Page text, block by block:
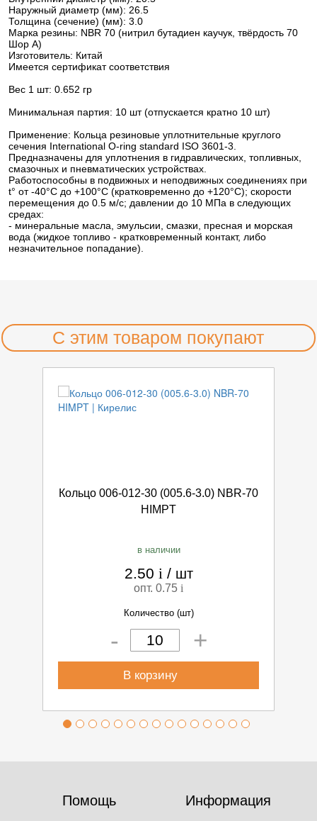
Наружный диаметр (мм): 26.5
Толщина (сечение) (мм): 3.0
Марка резины: NBR 70 (нитрил бутадиен каучук, твёрдость 70
Шор А)
Изготовитель: Китай
Имеется сертификат соответствия
Вес 1 шт: 0.652 гр
Минимальная партия: 10 шт (отпускается кратно 10 шт)
Применение: Кольца резиновые уплотнительные круглого
сечения International O-ring standard ISO 3601-3.
Предназначены для уплотнения в гидравлических, топливных,
смазочных и пневматических устройствах.
Работоспособны в подвижных и неподвижных соединениях при
t° от -40°С до +100°С (кратковременно до +120°С); скорости
перемещения до 0.5 м/с; давлении до 10 МПа в следующих
средах:
- минеральные масла, эмульсии, смазки, пресная и морская
вода (жидкое топливо - кратковременный контакт, либо
незначительное попадание).
С этим товаром покупают
Кольцо 006-012-30 (005.6-3.0) NBR-70
HIMPT
в наличии
2.50 i / шт
опт. 0.75i
Количество (шт)
- +
В корзину
Помощь Информация